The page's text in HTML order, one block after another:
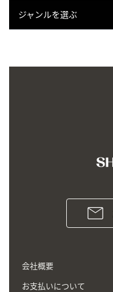
ジャンルを選ぶ
会社概要
お支払いについて